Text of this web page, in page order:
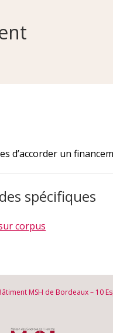
d’accorder un
spécifiques
corpus
MSH de Bordeaux – 10